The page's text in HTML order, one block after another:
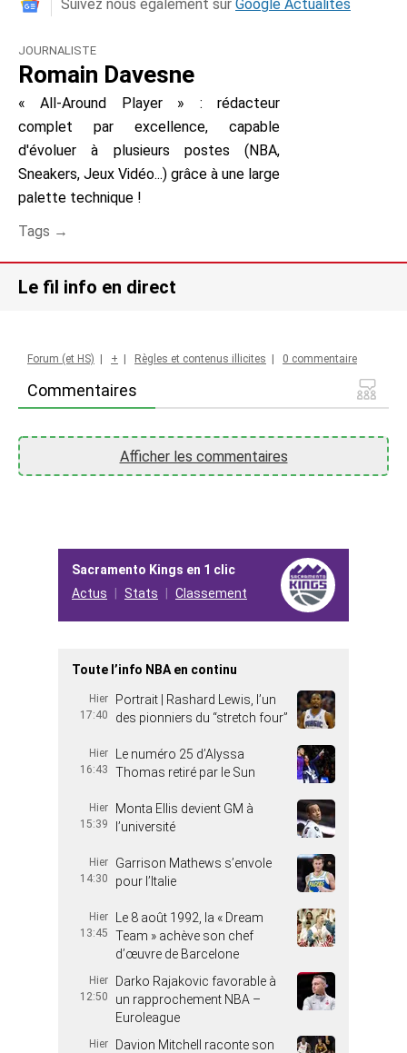
Suivez nous également sur Google Actualités
JOURNALISTE
Romain Davesne
« All-Around Player » : rédacteur
complet par excellence, capable
d'évoluer à plusieurs postes (NBA,
Sneakers, Jeux Vidéo...) grâce à une large
palette technique !
Tags →
Le fil info en direct
Commentaires
Forum (et HS) + Règles et contenus illicites 0 commentaire
Afficher les commentaires
Sacramento Kings en 1 clic
Actus
Stats Classement
Toute l’info NBA en continu
Hier
17:40
Portrait | Rashard Lewis, l’un
des pionniers du “stretch four”
Hier
16:43
Le numéro 25 d’Alyssa
Thomas retiré par le Sun
Hier
15:39
Monta Ellis devient GM à
l’université
Hier
14:30
Garrison Mathews s’envole
pour l’Italie
Hier
13:45
Le 8 août 1992, la « Dream
Team » achève son chef
d’œuvre de Barcelone
Hier
12:50
Darko Rajakovic favorable à
un rapprochement NBA –
Euroleague
Hier
Davion Mitchell raconte son